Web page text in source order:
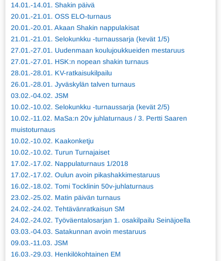
14.01.-14.01. Shakin päivä
20.01.-21.01. OSS ELO-turnaus
20.01.-20.01. Akaan Shakin nappulakisat
21.01.-21.01. Selokunkku -turnaussarja (kevät 1/5)
27.01.-27.01. Uudenmaan koulujoukkueiden mestaruus
27.01.-27.01. HSK:n nopean shakin turnaus
28.01.-28.01. KV-ratkaisukilpailu
26.01.-28.01. Jyväskylän talven turnaus
03.02.-04.02. JSM
10.02.-10.02. Selokunkku -turnaussarja (kevät 2/5)
10.02.-11.02. MaSa:n 20v juhlaturnaus / 3. Pertti Saaren
muistoturnaus
10.02.-10.02. Kaakonketju
10.02.-10.02. Turun Turnajaiset
17.02.-17.02. Nappulaturnaus 1/2018
17.02.-17.02. Oulun avoin pikashakkimestaruus
16.02.-18.02. Tomi Tocklinin 50v-juhlaturnaus
23.02.-25.02. Matin päivän turnaus
24.02.-24.02. Tehtävänratkaisun SM
24.02.-24.02. Työväentalosarjan 1. osakilpailu Seinäjoella
03.03.-04.03. Satakunnan avoin mestaruus
09.03.-11.03. JSM
16.03.-29.03. Henkilökohtainen EM